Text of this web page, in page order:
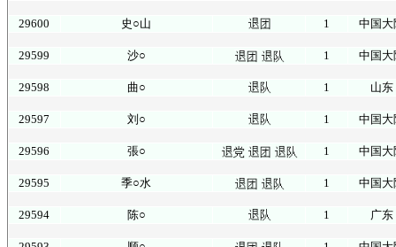
29600 史○山 1 中国大
29599 沙○ 1 中国大
29598 曲○ 1 山东
29597 刘○ 1 中国大
29596 張○ 1 中国大
29595 季○水 1 中国大
29594 陈○ 1 广东